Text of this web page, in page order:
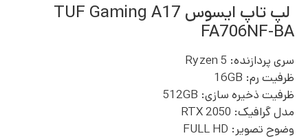
لپ تاپ ایسوس TUF Gaming A17
FA706NF-BA
سری پردازنده: Ryzen 5
ظرفیت رم: 16 GB
ظرفیت ذخیره سازی: 512GB
مدل گرافیک: RTX 2050
وضوح تصویر: FULL HD